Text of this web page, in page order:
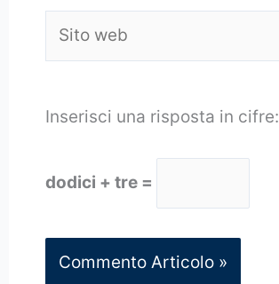
web
Inserisci una risposta in cifre:
dodici + tre =